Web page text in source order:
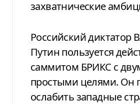
захватнические
Российский диктатор Владимир
Путин пользуется
саммитом БРИКС с
простыми целями. Он
ослабить западные